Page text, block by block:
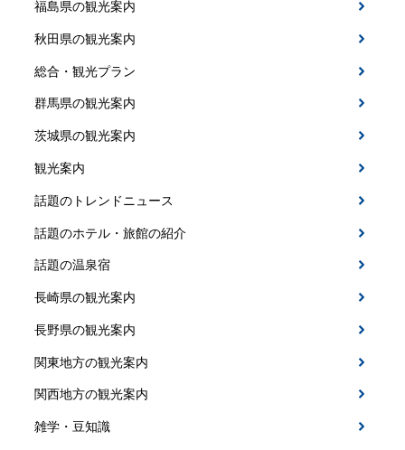
福島県の観光案内
秋田県の観光案内
総合・観光プラン
群馬県の観光案内
茨城県の観光案内
観光案内
話題のトレンドニュース
話題のホテル・旅館の紹介
話題の温泉宿
長崎県の観光案内
長野県の観光案内
関東地方の観光案内
関西地方の観光案内
雑学・豆知識